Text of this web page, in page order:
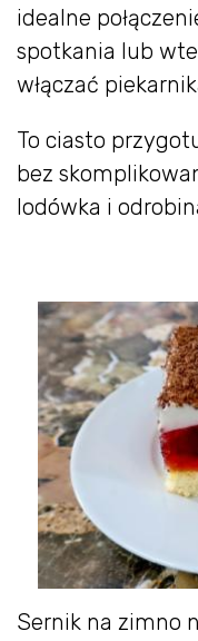
idealne
spotkania lub
włączać
To ciasto
bez
lodówka i
Sernik na zimno